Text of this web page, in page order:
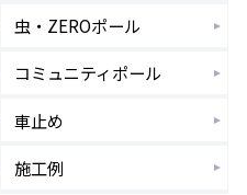
虫・ZEROポール
コミュニティポール
車止め
施工例